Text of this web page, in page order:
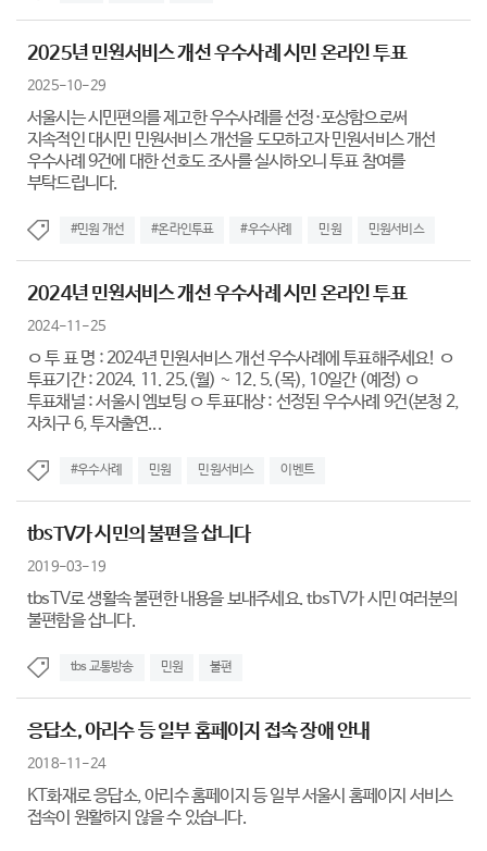
2025년 민원서비스 개선 우수사례 시민 온라인 투표
2025-10-29
서울시는 시민편의를 제고한 우수사례를 선정·포상함으로써
지속적인 대시민 민원서비스 개선을 도모하고자 민원서비스 개선
우수사례 9건에 대한 선호도 조사를 실시하오니 투표 참여를
부탁드립니다.
#민원 개선 #온라인투표 #우수사례 민원 민원서비스
2024년 민원서비스 개선 우수사례 시민 온라인 투표
2024-11-25
ㅇ 투 표 명 : 2024년 민원서비스 개선 우수사례에 투표해주세요! ㅇ
투표기간 : 2024. 11. 25.(월) ~ 12. 5.(목), 10일간 (예정) ㅇ
투표채널 : 서울시 엠보팅 ㅇ 투표대상 : 선정된 우수사례 9건(본청 2,
자치구 6, 투자출연...
#우수사례 민원 민원서비스 이벤트
tbsTV가 시민의 불편을 삽니다
2019-03-19
tbsTV로 생활속 불편한 내용을 보내주세요. tbsTV가 시민 여러분의
불편함을 삽니다.
tbs 교통방송 민원 불편
응답소, 아리수 등 일부 홈페이지 접속 장애 안내
2018-11-24
KT화재로 응답소, 아리수 홈페이지 등 일부 서울시 홈페이지 서비스
접속이 원활하지 않을 수 있습니다.